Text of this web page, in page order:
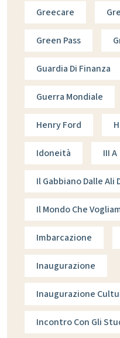
Greecare
Green Pass
Guardia Di Finanza
Guerra Mondiale
Henry Ford
Idoneità III A
Il Gabbiano Dalle Ali
Il Mondo Che
Imbarcazione
Inaugurazione
Inaugurazione
Incontro Con Gli